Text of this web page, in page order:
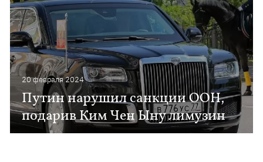
20 февраля 2024
Путин нарушил санкции ООН,
подарив Ким Чен Ыну лимузин